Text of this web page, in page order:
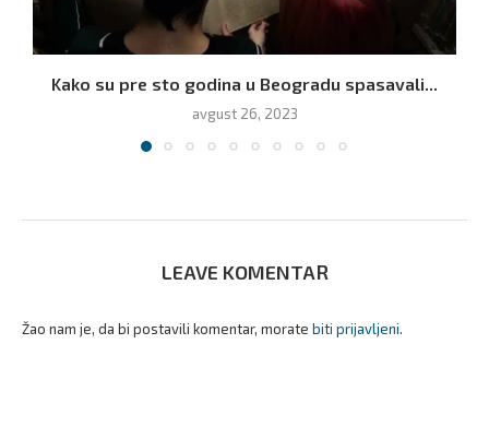
Kako su pre sto godina u Beogradu spasavali...
avgust 26, 2023
LEAVE KOMENTAR
Žao nam je, da bi postavili komentar, morate biti prijavljeni.